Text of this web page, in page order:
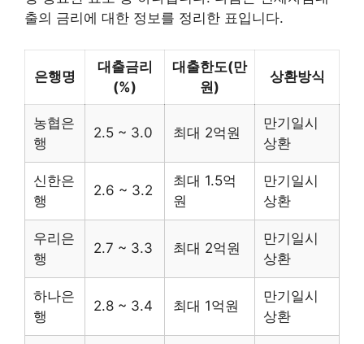
출의 금리에 대한 정보를 정리한 표입니다.
은행명
대출금리
(%)
대출한도(만
원)
상환방식
농협은
행
2.5 ~ 3.0 최대 2억원
만기일시
상환
신한은
행
2.6 ~ 3.2
최대 1.5억
원
만기일시
상환
우리은
행
2.7 ~ 3.3 최대 2억원
만기일시
상환
하나은
행
2.8 ~ 3.4 최대 1억원
만기일시
상환